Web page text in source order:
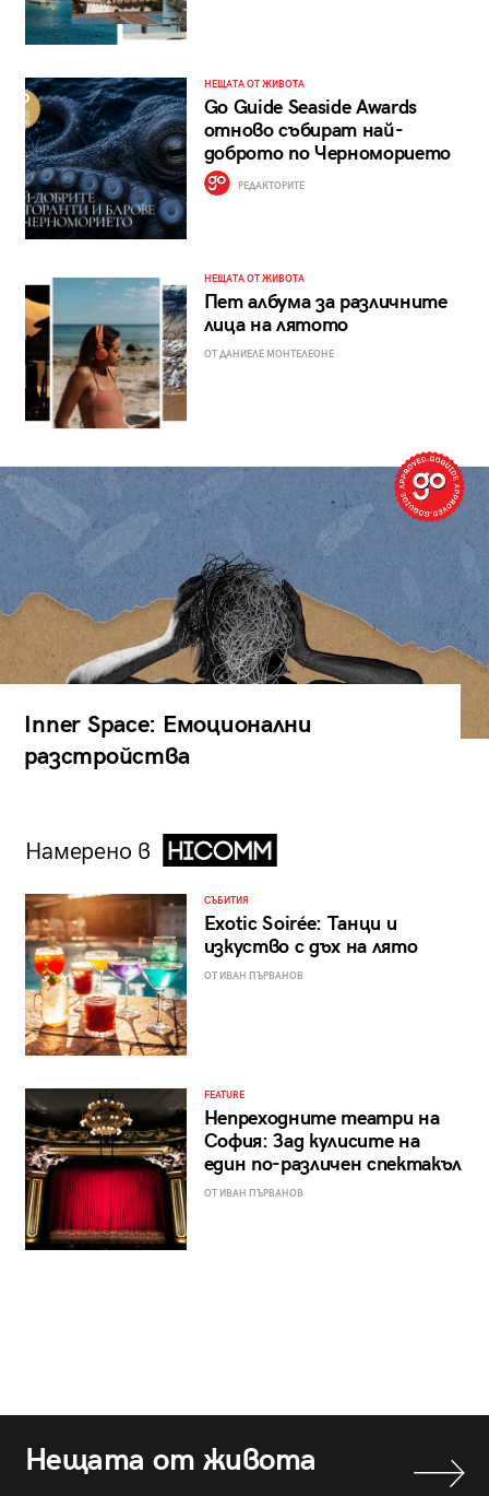
НЕЩАТА ОТ ЖИВОТА
Go Guide Seaside Awards
отново събират най-
доброто по Черноморието
РЕДАКТОРИТЕ
НЕЩАТА ОТ ЖИВОТА
Пет албума за различните
лица на лятото
ОТ ДАНИЕЛЕ МОНТЕЛЕОНЕ
Inner Space: Емоционални
разстройства
Намерено в
СЪБИТИЯ
Exotic Soirée: Танци и
изкуство с дъх на лято
ОТ ИВАН ПЪРВАНОВ
FEATURE
Непреходните театри на
София: Зад кулисите на
един по-различен спектакъл
ОТ ИВАН ПЪРВАНОВ
Нещата от живота